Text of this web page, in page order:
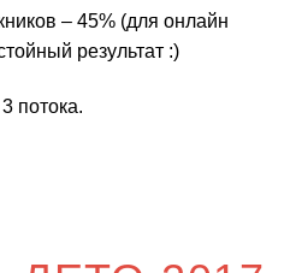
– 45% (для онлайн
результат :)
потока.